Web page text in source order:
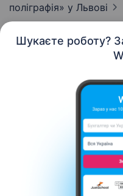
Шукаєте роботу?
поліграфія» у Львові
Контакти